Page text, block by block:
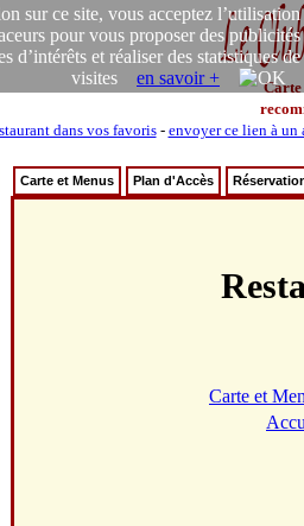
sur ce site, vous acceptez l’utilisation
pour vous proposer des publicités
d’intérêts et réaliser des statistiques de
visites en savoir +
Carte
dans vos favoris- envoyer ce lien à un
Carte et Menus Plan d'Accès
Carte et